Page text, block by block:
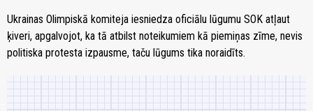
Ukrainas Olimpiskā komiteja iesniedza oficiālu lūgumu SOK atļaut
ķiveri, apgalvojot, ka tā atbilst noteikumiem kā piemiņas zīme, nevis
politiska protesta izpausme, taču lūgums tika noraidīts.